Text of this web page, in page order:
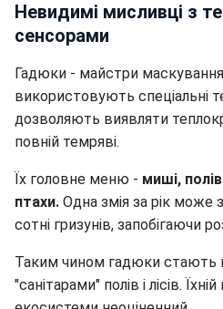
Невидимі мисливці з
сенсорами
Гадюки - майстри
використовують спеціальні
дозволяють виявляти
повній темряві.
Їх головне меню - миші,
птахи. Одна змія за рік може
сотні гризунів, запобігаючи
Таким чином гадюки стають
"санітарами" полів і лісів.